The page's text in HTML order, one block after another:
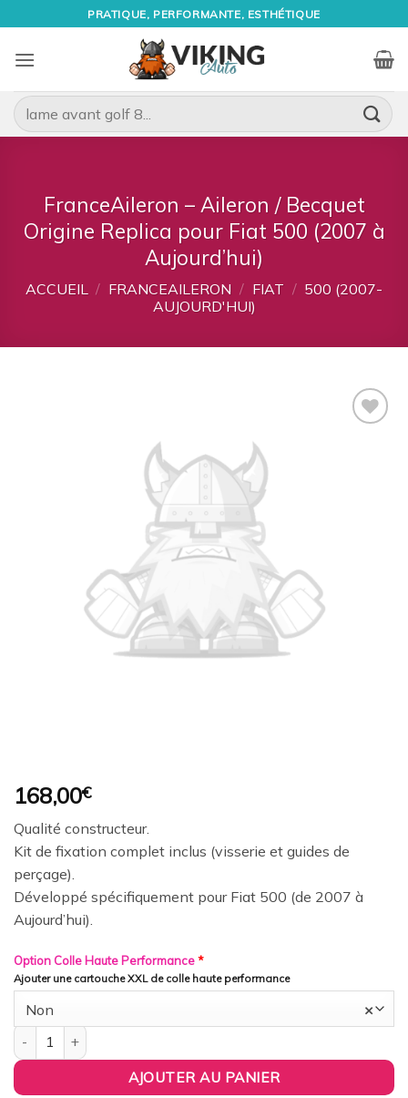
au
contenu
PRATIQUE, PERFORMANTE, ESTHÉTIQUE
Recherche
pour :
FranceAileron – Aileron / Becquet
Origine Replica pour Fiat 500 (2007 à
Aujourd’hui)
ACCUEIL / FRANCEAILERON / FIAT / 500 (2007-
AUJOURD'HUI)
168,00€
Qualité constructeur.
Kit de fixation complet inclus (visserie et guides de
perçage).
Développé spécifiquement pour Fiat 500 (de 2007 à
Aujourd’hui).
Option Colle Haute Performance*
Ajouter une cartouche XXL de colle haute performance
×
Non
quantité de FranceAileron - Aileron / Becquet Origine Replica
AJOUTER AU PANIER